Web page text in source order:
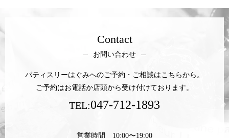
Contact
お問い合わせ
パティスリーはぐみへのご予約・ご相談はこちらから。
ご予約はお電話か店頭から受け付けております。
TEL:047-712-1893
営業時間 10:00〜19:00